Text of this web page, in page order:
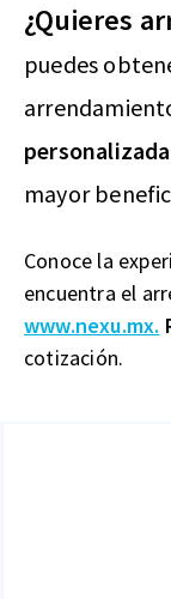
¿Quieres
puedes
mayor
Conoce la
encuentra el
www.nexu.mx.
cotización.